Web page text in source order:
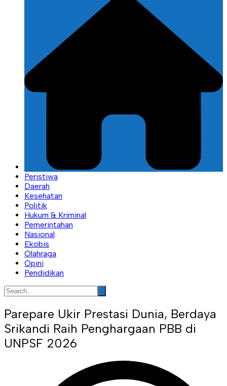
Peristiwa
Daerah
Kesehatan
Politik
Hukum & Kriminal
Pemerintahan
Nasional
Ekobis
Olahraga
Opini
Pendidikan
Parepare Ukir Prestasi Dunia, Berdaya
Srikandi Raih Penghargaan PBB di
UNPSF 2026